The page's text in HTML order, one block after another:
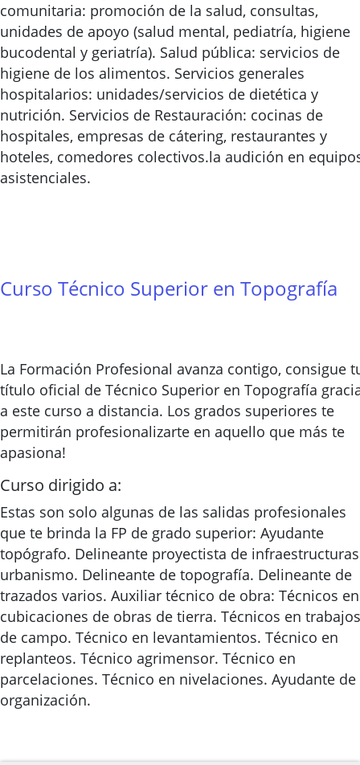
comunitaria: promoción de la salud, consultas,
unidades de apoyo (salud mental, pediatría, higiene
bucodental y geriatría). Salud pública: servicios de
higiene de los alimentos. Servicios generales
hospitalarios: unidades/servicios de dietética y
nutrición. Servicios de Restauración: cocinas de
hospitales, empresas de cátering, restaurantes y
hoteles, comedores colectivos.la audición en
asistenciales.
Curso Técnico Superior en Topografía
La Formación Profesional avanza contigo, consigue
título oficial de Técnico Superior en Topografía
a este curso a distancia. Los grados superiores te
permitirán profesionalizarte en aquello que más te
apasiona!
Curso dirigido a:
Estas son solo algunas de las salidas profesionales
que te brinda la FP de grado superior: Ayudante
topógrafo. Delineante proyectista de
urbanismo. Delineante de topografía. Delineante de
trazados varios. Auxiliar técnico de obra: Técnicos en
cubicaciones de obras de tierra. Técnicos en trabajos
de campo. Técnico en levantamientos. Técnico en
replanteos. Técnico agrimensor. Técnico en
parcelaciones. Técnico en nivelaciones. Ayudante de
organización.